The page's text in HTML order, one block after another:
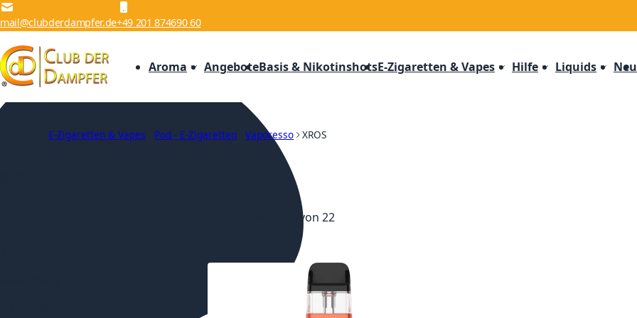
Zum Inhalt springen
mail@clubderdampfer.de+49 201 874690 60
Aroma AngeboteBasis & NikotinshotsE-Zigaretten & Vapes Hilfe Liquids Neu
E-Zigaretten & Vapes Pod - E-Zigaretten Vaporesso XROS
von 22